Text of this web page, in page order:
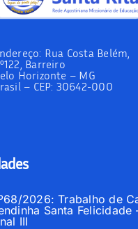
Rua Costa Belém,
Barreiro
Horizonte – MG
– CEP: 30642-000
2026: Trabalho de
Santa Felicidade
III